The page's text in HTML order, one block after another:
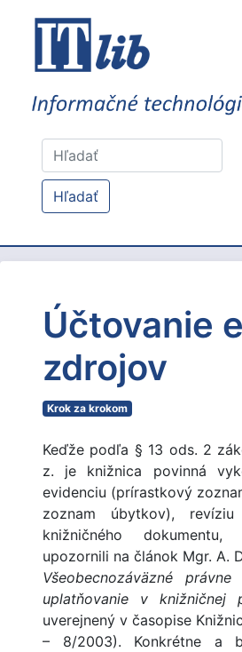
Hľadať
Účtovanie
zdrojov
Krok za krokom
Keďže podľa § 13 ods. 2
z. je knižnica povinná
evidenciu (prírastkový
zoznam úbytkov),
knižničného
upozornili na článok Mgr. A.
Všeobecnozáväzné
uplatňovanie v knižničnej
uverejnený v časopise
– 8/2003). Konkrétne a